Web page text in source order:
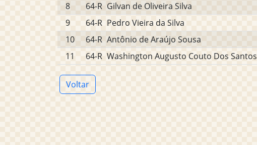
8
64-R Gilvan de Oliveira Silva
9
64-R Pedro Vieira da Silva
10
64-R Antônio de Araújo Sousa
11
64-R Washington Augusto Couto Dos Santos
Voltar